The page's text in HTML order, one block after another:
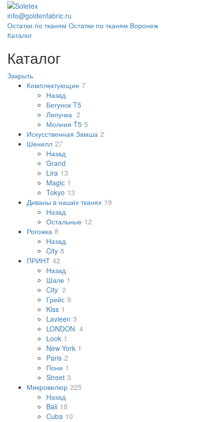
info@goldenfabric.ru
Остатки по тканям Остатки по тканям Воронеж
Каталог
Каталог
Закрыть
Комплектующие 7
Назад
Бегунок T5
Липучка 2
Молния T5 5
Искусственная Замша 2
Шенилл 27
Назад
Grand
Lira 13
Magic 1
Tokyo 13
Диваны в наших тканях 19
Назад
Остальные 12
Рогожка 8
Назад
City 8
ПРИНТ 42
Назад
Шале 1
City 2
Грейс 9
Kiss 1
Lavieen 3
LONDON 4
Look 1
New York 1
Paris 2
Пони 1
Street 3
Микровелюр 225
Назад
Bali 18
Cuba 10